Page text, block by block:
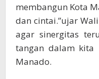
membangun Kota
dan cintai.”ujar
agar sinergitas
tangan dalam kita
Manado.